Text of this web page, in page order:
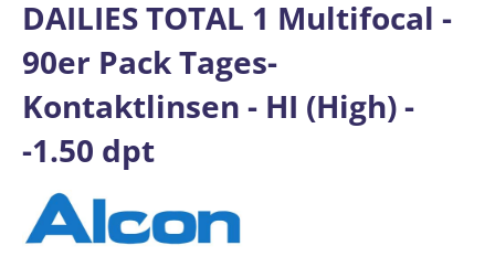
DAILIES TOTAL 1 Multifocal -
90er Pack Tages-
Kontaktlinsen - HI (High) -
-1.50 dpt